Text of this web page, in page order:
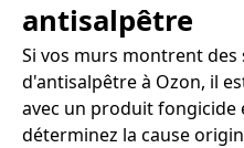
antisalpêtre
Si vos murs montrent
d'antisalpêtre à Ozon, il
avec un produit fongicide
déterminez la cause